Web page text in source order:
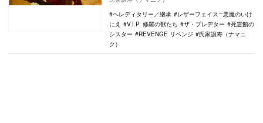
な頭部破…
ヘレディタリー／継承
レザーフェイス―悪魔のいけ
にえ
V.I.P. 修羅の獣たち ザ・プレデター
死霊館の
シスター
REVENGE リベンジ
氏家譲寿（ナマニ
ク）